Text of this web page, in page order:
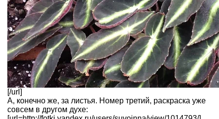
[/url]
А, конечно же, за листья. Номер третий, раскраска уже
совсем в другом духе: